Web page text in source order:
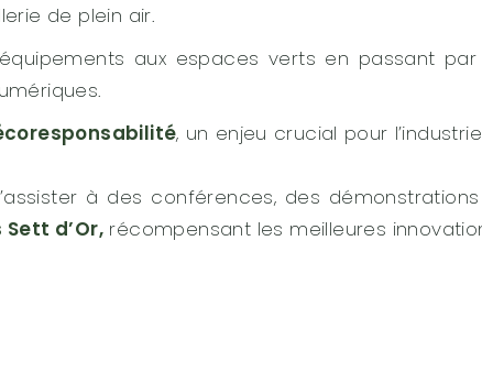
de plein air.
aux espaces verts en passant
, un enjeu crucial pour
à des conférences, des
d’Or, récompensant les meilleures